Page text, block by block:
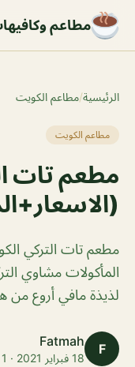
مطاعم
الرئيسية/مطاعم الكويت
مطاعم الكويت
مطعم تات
مطعم تات التركي
المأكولات مشاوي
لذيذة مافي أروع
F
Fatmah
18 فبراير 2021 · 1 دقائق قراءة